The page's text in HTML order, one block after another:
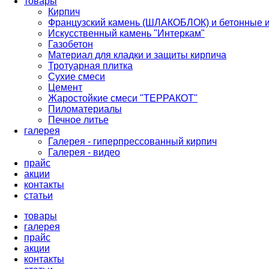
Кирпич
Французский камень (ШЛАКОБЛОК) и бетонные
Искусственный камень "Интеркам"
Газобетон
Материал для кладки и защиты кирпича
Тротуарная плитка
Сухие смеси
Цемент
Жаростойкие смеси "ТЕРРАКОТ"
Пиломатериалы
Печное литье
галерея
Галерея - гиперпрессованный кирпич
Галерея - видео
прайс
акции
контакты
cтатьи
товары
галерея
прайс
акции
контакты